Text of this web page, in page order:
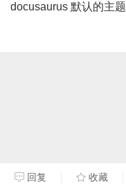
docusaurus 默认的主题
回复 收藏